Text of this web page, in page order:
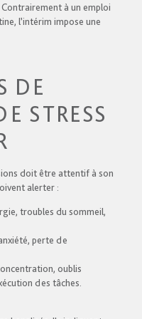
à un emploi
l’intérim impose une
DE
STRESS
doit être attentif à son
alerter :
troubles du sommeil,
perte de
oublis
des tâches.